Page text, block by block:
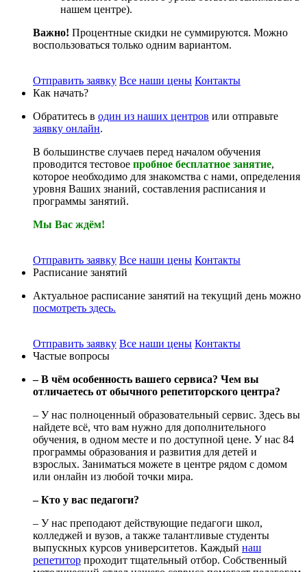
нашем центре).
Важно! Процентные скидки не суммируются. Можно
воспользоваться только одним вариантом.
Отправить заявку Все наши цены Контакты
Как начать?
Обратитесь в один из наших центров или отправьте
заявку онлайн.
В большинстве случаев перед началом обучения
проводится тестовое пробное бесплатное занятие,
которое необходимо для знакомства с нами, определения
уровня Ваших знаний, составления расписания и
программы занятий.
Мы Вас ждём!
Отправить заявку Все наши цены Контакты
Расписание занятий
Актуальное расписание занятий на текущий день можно
посмотреть здесь.
Отправить заявку Все наши цены Контакты
Частые вопросы
– В чём особенность вашего сервиса? Чем вы
отличаетесь от обычного репетиторского центра?
– У нас полноценный образовательный сервис. Здесь вы
найдете всё, что вам нужно для дополнительного
обучения, в одном месте и по доступной цене. У нас 84
программы образования и развития для детей и
взрослых. Заниматься можете в центре рядом с домом
или онлайн из любой точки мира.
– Кто у вас педагоги?
– У нас преподают действующие педагоги школ,
колледжей и вузов, а также талантливые студенты
выпускных курсов университетов. Каждый наш
репетитор проходит тщательный отбор. Собственный